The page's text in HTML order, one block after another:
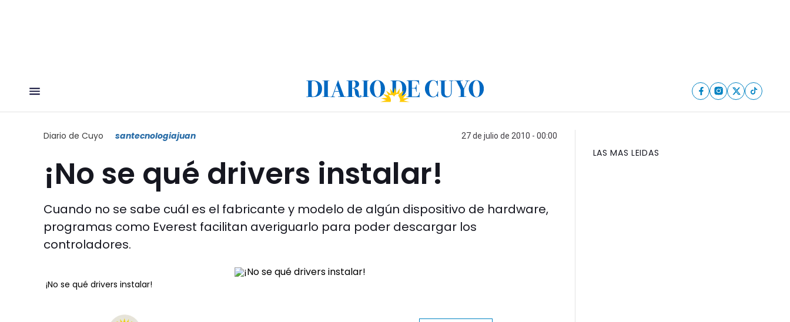
Diario de Cuyo santecnologiajuan 27 de julio de 2010 - 00:00
¡No se qué drivers instalar!
Cuando no se sabe cuál es el fabricante y modelo de algún dispositivo de hardware,
programas como Everest facilitan averiguarlo para poder descargar los
controladores.
¡No se qué drivers instalar!
LAS MAS LEIDAS